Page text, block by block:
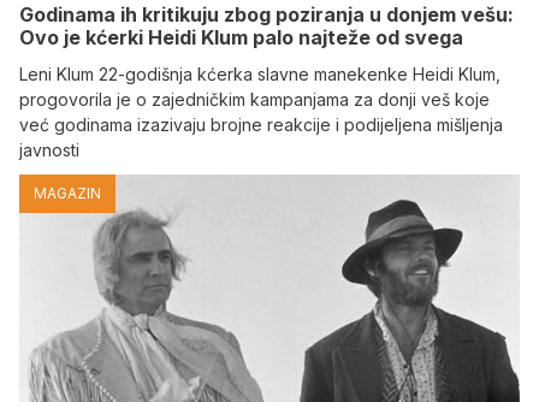
Godinama ih kritikuju zbog poziranja u donjem vešu:
Ovo je kćerki Heidi Klum palo najteže od svega
Leni Klum 22-godišnja kćerka slavne manekenke Heidi Klum,
progovorila je o zajedničkim kampanjama za donji veš koje
već godinama izazivaju brojne reakcije i podijeljena mišljenja
javnosti
MAGAZIN